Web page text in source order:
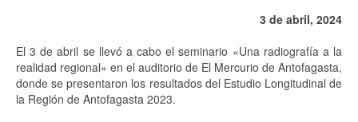
Contacto
3 de abril, 2024
El 3 de abril se llevó a cabo el seminario «Una radiografía a la
realidad regional» en el auditorio de El Mercurio de Antofagasta,
donde se presentaron los resultados del Estudio Longitudinal de
la Región de Antofagasta 2023.